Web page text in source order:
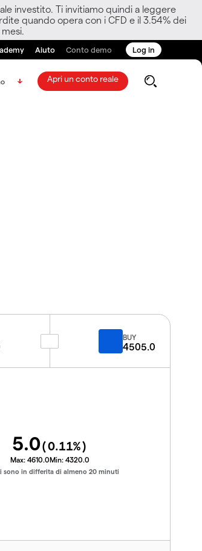
investito. Ti invitiamo quindi a leggere
quando opera con i CFD e il 3.54% dei
Aiuto Conto demo Log in
Apri un conto reale
BUY
4505.0
5.0(0.11%)
Max: 4610.0Min: 4320.0
sono in differita di almeno 20 minuti